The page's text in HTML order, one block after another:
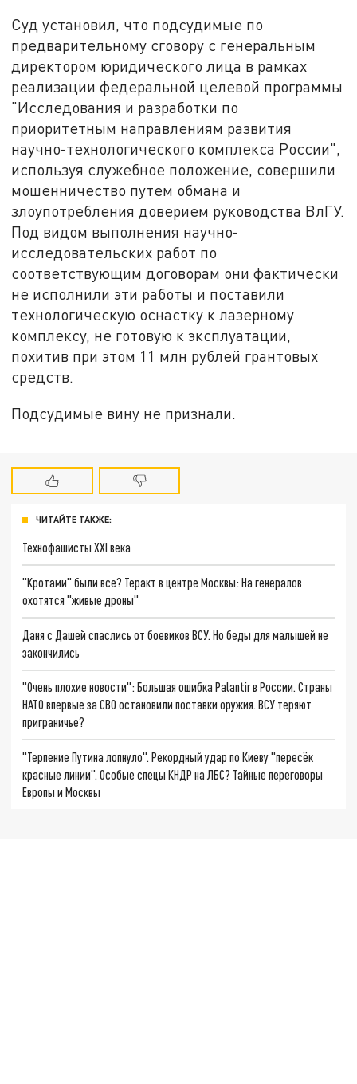
Суд установил, что подсудимые по
предварительному сговору с генеральным
директором юридического лица в рамках
реализации федеральной целевой программы
"Исследования и разработки по
приоритетным направлениям развития
научно-технологического комплекса России",
используя служебное положение, совершили
мошенничество путем обмана и
злоупотребления доверием руководства ВлГУ.
Под видом выполнения научно-
исследовательских работ по
соответствующим договорам они фактически
не исполнили эти работы и поставили
технологическую оснастку к лазерному
комплексу, не готовую к эксплуатации,
похитив при этом 11 млн рублей грантовых
средств.
Подсудимые вину не признали.
ЧИТАЙТЕ ТАКЖЕ:
Технофашисты XXI века
"Кротами" были все? Теракт в центре Москвы: На генералов
охотятся "живые дроны"
Даня с Дашей спаслись от боевиков ВСУ. Но беды для малышей не
закончились
"Очень плохие новости": Большая ошибка Palantir в России. Страны
НАТО впервые за СВО остановили поставки оружия. ВСУ теряют
приграничье?
"Терпение Путина лопнуло". Рекордный удар по Киеву "пересёк
красные линии". Особые спецы КНДР на ЛБС? Тайные переговоры
Европы и Москвы